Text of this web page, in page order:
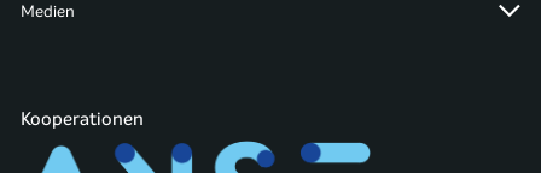
Medien
Kooperationen